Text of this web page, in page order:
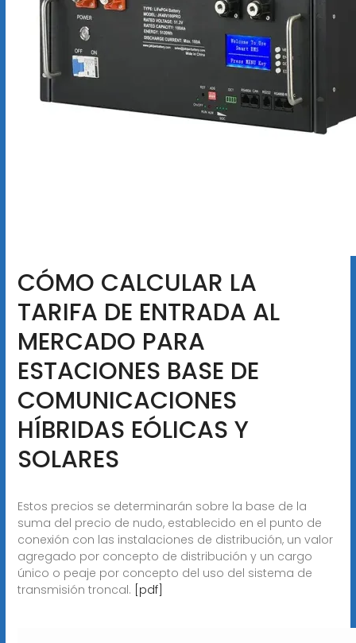
CÓMO CALCULAR LA
TARIFA DE ENTRADA AL
MERCADO PARA
ESTACIONES BASE DE
COMUNICACIONES
HÍBRIDAS EÓLICAS Y
SOLARES
Estos precios se determinarán sobre la base de la
suma del precio de nudo, establecido en el punto de
conexión con las instalaciones de distribución, un valor
agregado por concepto de distribución y un cargo
único o peaje por concepto del uso del sistema de
transmisión troncal. [pdf]